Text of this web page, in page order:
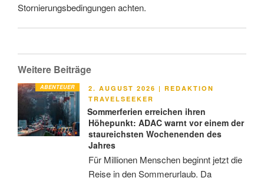
Stornierungsbedingungen achten.
Weitere Beiträge
ABENTEUER
VERÖFFENTLICHT
AM
2. AUGUST 2026 | REDAKTION
TRAVELSEEKER
Sommerferien erreichen ihren
Höhepunkt: ADAC warnt vor einem der
staureichsten Wochenenden des
Jahres
Für Millionen Menschen beginnt jetzt die
Reise in den Sommerurlaub. Da